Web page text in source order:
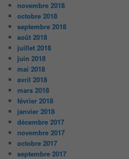
novembre 2018
octobre 2018
septembre 2018
août 2018
juillet 2018
juin 2018
mai 2018
avril 2018
mars 2018
février 2018
janvier 2018
décembre 2017
novembre 2017
octobre 2017
septembre 2017